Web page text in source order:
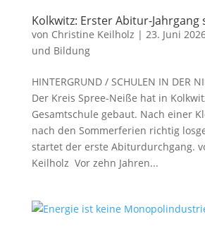
Kolkwitz: Erster Abitur-
von Christine Keilholz | 23. Juni
und Bildung
HINTERGRUND / SCHULEN IN DER
Der Kreis Spree-Neiße hat in
Gesamtschule gebaut. Nach einer
nach den Sommerferien richtig
startet der erste Abiturdurchgang.
Keilholz Vor zehn Jahren...